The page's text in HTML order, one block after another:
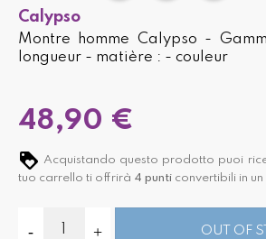
Calypso
Montre homme Calypso -
longueur - matière : - couleur
48,90 €
Acquistando questo prodotto puoi
tuo carrello ti offrirà 4 punti convertibili in
OUT OF